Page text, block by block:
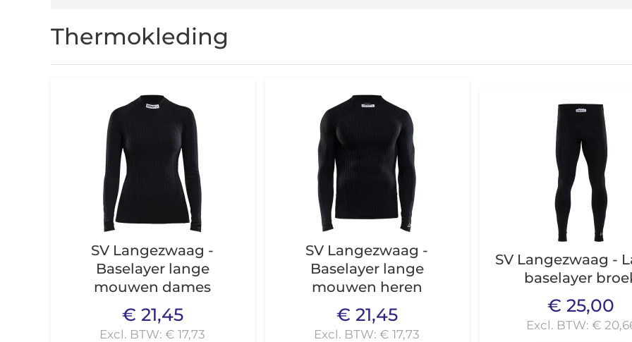
Thermokleding
SV Langezwaag -
Baselayer lange
mouwen dames
€ 21,45
Excl. BTW: € 17,73
SV Langezwaag -
Baselayer lange
mouwen heren
€ 21,45
Excl. BTW: € 17,73
SV Langezwaag -
baselayer
€ 25,00
Excl. BTW: €